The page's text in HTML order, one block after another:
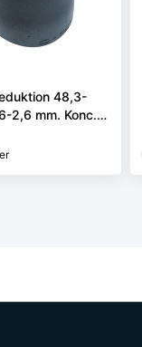
48,3-
2,6 mm. Konc.
Kval.
EN 10253-